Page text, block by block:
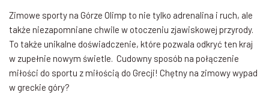
Zimowe sporty na Górze Olimp to nie tylko adrenalina i ruch, ale
także niezapomniane chwile w otoczeniu zjawiskowej przyrody.
To także unikalne doświadczenie, które pozwala odkryć ten kraj
w zupełnie nowym świetle. Cudowny sposób na połączenie
miłości do sportu z miłością do Grecji! Chętny na zimowy wypad
w greckie góry?